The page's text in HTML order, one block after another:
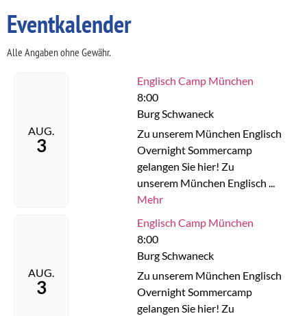
Eventkalender
Alle Angaben ohne Gewähr.
AUG.
3
Englisch Camp München
8:00
Burg Schwaneck
Zu unserem München Englisch
Overnight Sommercamp
gelangen Sie hier! Zu
unserem München Englisch ...
Mehr
AUG.
3
Englisch Camp München
8:00
Burg Schwaneck
Zu unserem München Englisch
Overnight Sommercamp
gelangen Sie hier! Zu